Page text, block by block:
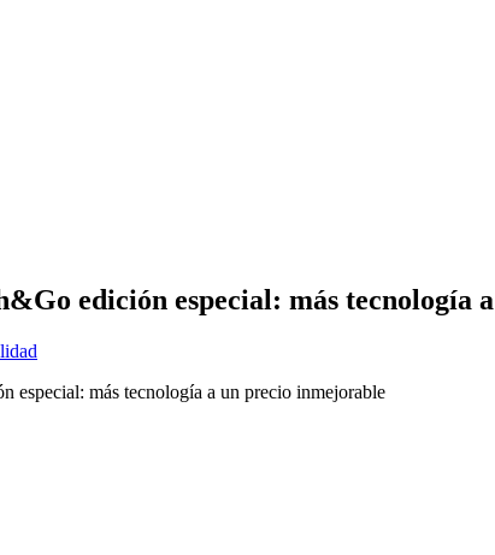
edición especial: más tecnología